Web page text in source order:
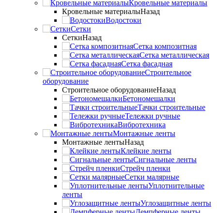
Кровельные материалы
Кровельные материалыНазад
Водостоки
Сетки
СеткиНазад
Сетка композитная
Сетка металлическая
Сетка фасадная
Строительное
оборудование
Строительное оборудованиеНазад
Бетономешалки
Тачки строительные
Тележки ручные
Вибротехника
Монтажные ленты
Монтажные лентыНазад
Клейкие ленты
Сигнальные ленты
Стрейч пленки
Сетки малярные
Уплотнительные
ленты
Углозащитные ленты